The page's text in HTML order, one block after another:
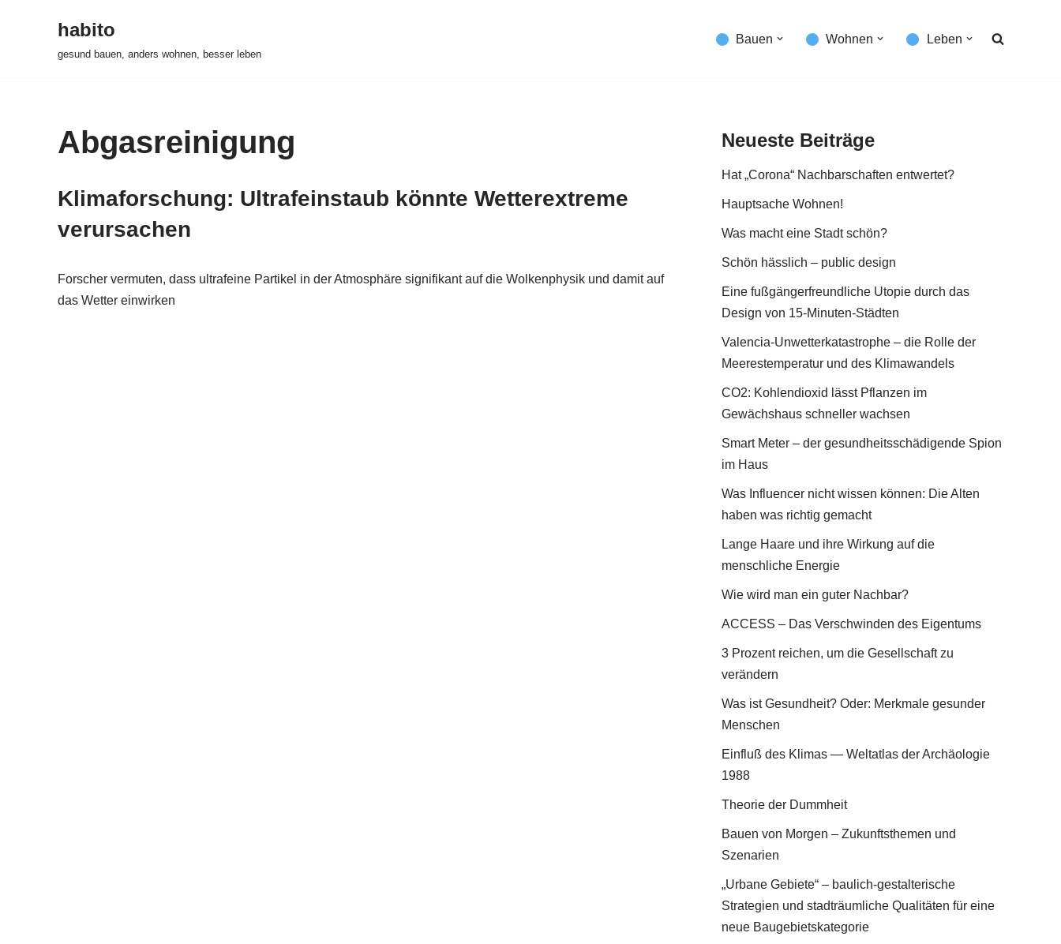
habito
gesund bauen, anders wohnen, besser leben
Bauen Wohnen Leben
Abgasreinigung
Klimaforschung: Ultrafeinstaub könnte Wetterextreme
verursachen
Forscher vermuten, dass ultrafeine Partikel in der Atmosphäre signifikant auf die Wolkenphysik und damit auf
das Wetter einwirken
Neueste Beiträge
Hat „Corona“ Nachbarschaften entwertet?
Hauptsache Wohnen!
Was macht eine Stadt schön?
Schön hässlich – public design
Eine fußgängerfreundliche Utopie durch das
Design von 15-Minuten-Städten
Valencia-Unwetterkatastrophe – die Rolle der
Meerestemperatur und des Klimawandels
CO2: Kohlendioxid lässt Pflanzen im
Gewächshaus schneller wachsen
Smart Meter – der gesundheitsschädigende Spion
im Haus
Was Influencer nicht wissen können: Die Alten
haben was richtig gemacht
Lange Haare und ihre Wirkung auf die
menschliche Energie
Wie wird man ein guter Nachbar?
ACCESS – Das Verschwinden des Eigentums
3 Prozent reichen, um die Gesellschaft zu
verändern
Was ist Gesundheit? Oder: Merkmale gesunder
Menschen
Einfluß des Klimas — Weltatlas der Archäologie
1988
Theorie der Dummheit
Bauen von Morgen – Zukunftsthemen und
Szenarien
„Urbane Gebiete“ – baulich-gestalterische
Strategien und stadträumliche Qualitäten für eine
neue Baugebietskategorie